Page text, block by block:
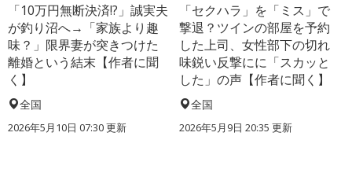
「10万円無断決済!?」誠実夫
が釣り沼へ→「家族より趣
味？」限界妻が突きつけた
離婚という結末【作者に聞
く】
全国
2026年5月10日 07:30 更新
「セクハラ」を「ミス」で
撃退？ツインの部屋を予約
した上司、女性部下の切れ
味鋭い反撃にに「スカッと
した」の声【作者に聞く】
全国
2026年5月9日 20:35 更新